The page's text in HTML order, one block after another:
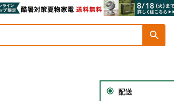
配送